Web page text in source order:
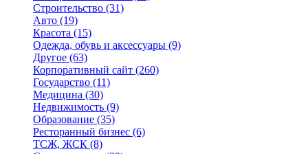
Строительство (31)
Авто (19)
Красота (15)
Одежда, обувь и аксессуары (9)
Другое (63)
Корпоративный сайт (260)
Государство (11)
Медицина (30)
Недвижимость (9)
Образование (35)
Ресторанный бизнес (6)
ТСЖ, ЖСК (8)